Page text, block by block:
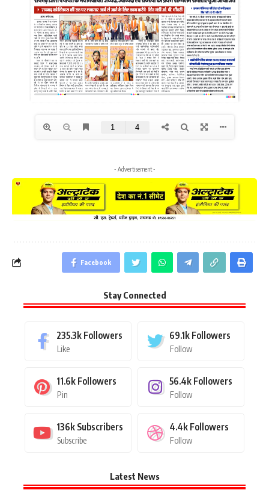
- Advertisement -
Facebook
Stay Connected
235.3k Followers
Like
69.1k Followers
Follow
11.6k Followers
Pin
56.4k Followers
Follow
136k Subscribers
Subscribe
4.4k Followers
Follow
Latest News